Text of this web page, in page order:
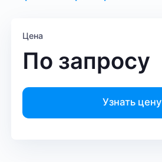
Цена
По запросу
Узнать цену